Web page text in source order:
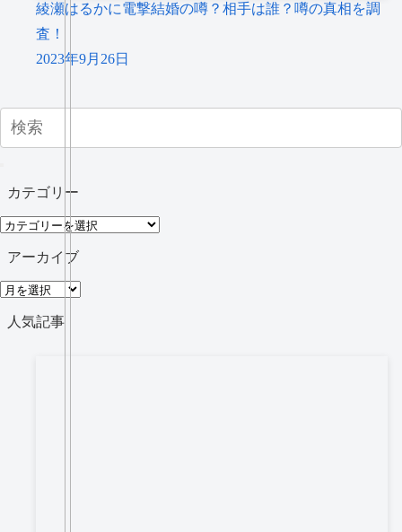
綾瀬はるかに電撃結婚の噂？相手は誰？噂の真相を調
査！
2023年9月26日
カテゴリー
カ
テ
リ
ー
アーカイブ
ア
人気記事